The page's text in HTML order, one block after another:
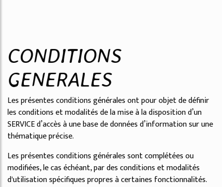
CONDITIONS
GENERALES
Les présentes conditions générales ont pour objet de définir
les conditions et modalités de la mise à la disposition d’un
SERVICE d’accès à une base de données d’information sur une
thématique précise.
Les présentes conditions générales sont complétées ou
modifiées, le cas échéant, par des conditions et modalités
d'utilisation spécifiques propres à certaines fonctionnalités.